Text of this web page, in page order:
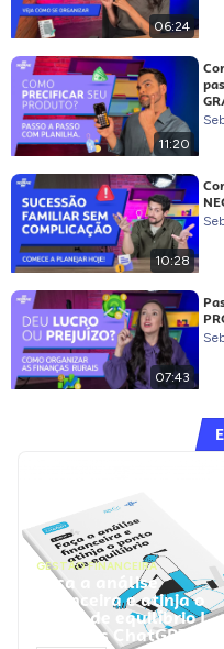
06:24
11:20
10:28
07:43
GESTÃO FINANCEIRA
Faça a análise
financeira e atinja o
ponto de equilíbrio |
Prompts ChatGPT